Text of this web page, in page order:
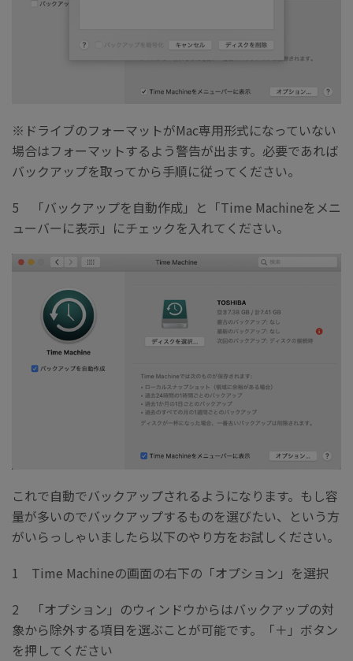
※ドライブのフォーマットがMac専用形式になっていない
場合はフォーマットするよう警告が出ます。必要であれば
バックアップを取ってから手順に従ってください。
5 「バックアップを自動作成」と「Time Machineをメニ
ューバーに表示」にチェックを入れてください。
これで自動でバックアップされるようになります。もし容
量が多いのでバックアップするものを選びたい、という方
がいらっしゃいましたら以下のやり方をお試しください。
1 Time Machineの画面の右下の「オプション」を選択
2 「オプション」のウィンドウからはバックアップの対
象から除外する項目を選ぶことが可能です。「＋」ボタン
を押してください